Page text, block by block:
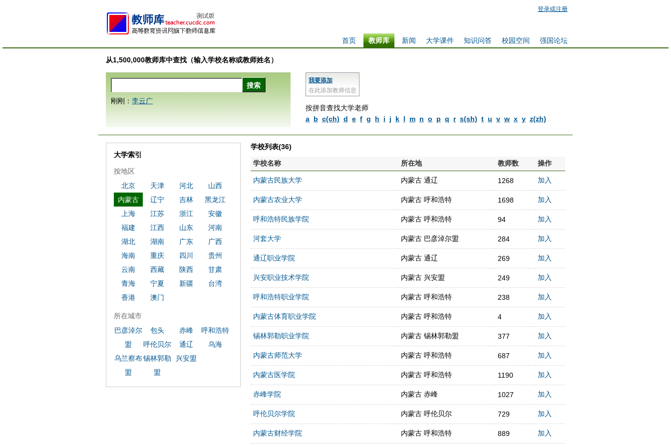
登录或注册
强国论坛
校园空间
知识问答
大学课件
新闻
教师库
首页
从1,500,000教师库中查找（输入学校名称或教师姓名）
我要添加
在此添加教师信息
按拼音查找大学老师
a b c(ch) d e f g h i j k l m n o p q r s(sh) t u v w x y z(zh)
刚刚： 李云广
学校列表(36)
学校名称 所在地 教师数 操作
内蒙古民族大学 内蒙古 通辽 1268 加入
内蒙古农业大学 内蒙古 呼和浩特 1698 加入
呼和浩特民族学院 内蒙古 呼和浩特 94 加入
河套大学 内蒙古 巴彦淖尔盟 284 加入
通辽职业学院 内蒙古 通辽 269 加入
兴安职业技术学院 内蒙古 兴安盟 249 加入
呼和浩特职业学院 内蒙古 呼和浩特 238 加入
内蒙古体育职业学院 内蒙古 呼和浩特 4 加入
锡林郭勒职业学院 内蒙古 锡林郭勒盟 377 加入
内蒙古师范大学 内蒙古 呼和浩特 687 加入
内蒙古医学院 内蒙古 呼和浩特 1190 加入
赤峰学院 内蒙古 赤峰 1027 加入
呼伦贝尔学院 内蒙古 呼伦贝尔 729 加入
内蒙古财经学院 内蒙古 呼和浩特 889 加入
大学索引
按地区
北京
天津 河北
山西
内蒙古
辽宁 吉林
黑龙江
上海
江苏 浙江
安徽
福建
江西 山东
河南
湖北
湖南 广东
广西
海南
重庆 四川
贵州
云南
西藏 陕西
甘肃
青海
宁夏 新疆
台湾
香港
澳门
所在城市
巴彦淖尔
盟
包头 赤峰
呼和浩特
呼伦贝尔
通辽
乌海
乌兰察布
盟
锡林郭勒
盟
兴安盟